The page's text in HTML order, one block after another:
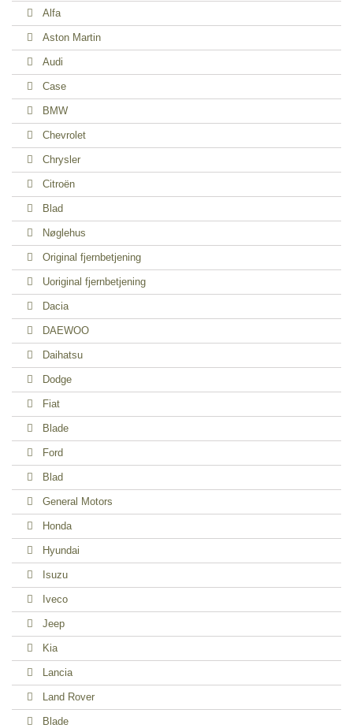
Alfa
Aston Martin
Audi
Case
BMW
Chevrolet
Chrysler
Citroën
Blad
Nøglehus
Original fjernbetjening
Uoriginal fjernbetjening
Dacia
DAEWOO
Daihatsu
Dodge
Fiat
Blade
Ford
Blad
General Motors
Honda
Hyundai
Isuzu
Iveco
Jeep
Kia
Lancia
Land Rover
Blade